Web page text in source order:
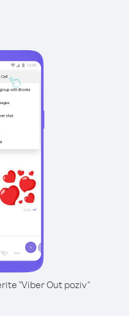
"Viber Out poziv"